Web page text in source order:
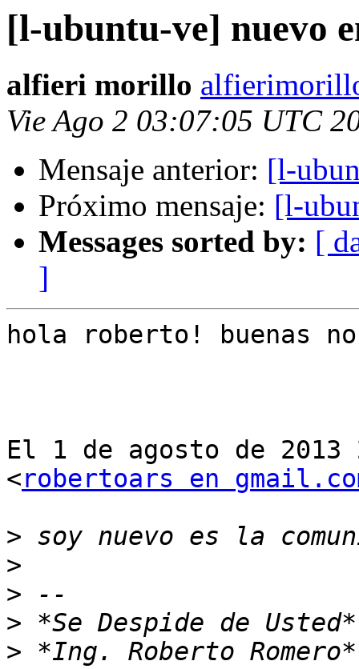
[l-ubuntu-ve] nuevo
alfieri morillo
Vie Ago 2 03:07:05 UTC
Mensaje anterior: [l-
Próximo mensaje: [l-
Messages sorted by: [
]
hola roberto! buenas
El 1 de agosto de 2013
<robertoars en
>
>
>
>
>